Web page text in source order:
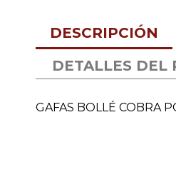
DESCRIPCIÓN
DETALLES DEL
GAFAS BOLLÉ COBRA